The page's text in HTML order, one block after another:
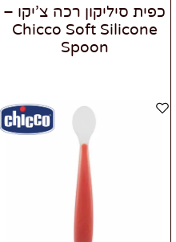
כפית סיליקון רכה צ’יקו –
Chicco Soft Silicone
Spoon